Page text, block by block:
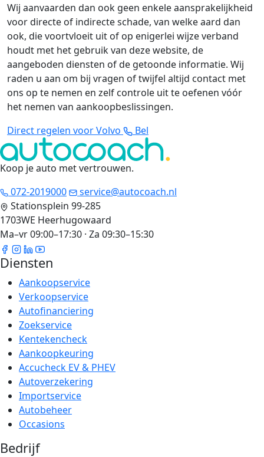
Wij aanvaarden dan ook geen enkele aansprakelijkheid
voor directe of indirecte schade, van welke aard dan
ook, die voortvloeit uit of op enigerlei wijze verband
houdt met het gebruik van deze website, de
aangeboden diensten of de getoonde informatie. Wij
raden u aan om bij vragen of twijfel altijd contact met
ons op te nemen en zelf controle uit te oefenen vóór
het nemen van aankoopbeslissingen.
Direct regelen voor Volvo
Bel
Koop je auto met vertrouwen.
072-2019000
service@autocoach.nl
Stationsplein 99-285
1703WE Heerhugowaard
Ma–vr 09:00–17:30 · Za 09:30–15:30
Diensten
Aankoopservice
Verkoopservice
Autofinanciering
Zoekservice
Kentekencheck
Aankoopkeuring
Accucheck EV & PHEV
Autoverzekering
Importservice
Autobeheer
Occasions
Bedrijf